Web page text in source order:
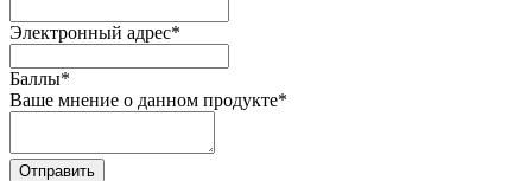
Электронный адрес*
Баллы*
Ваше мнение о данном продукте*
Отправить